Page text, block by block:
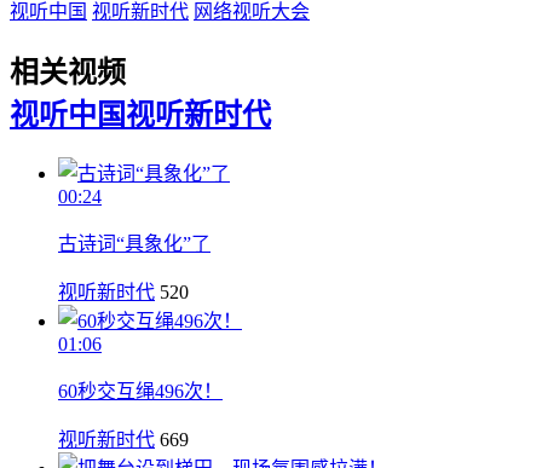
视听中国 视听新时代 网络视听大会
相关视频
视听中国视听新时代
00:24
古诗词“具象化”了
视听新时代 520
01:06
60秒交互绳496次！
视听新时代 669